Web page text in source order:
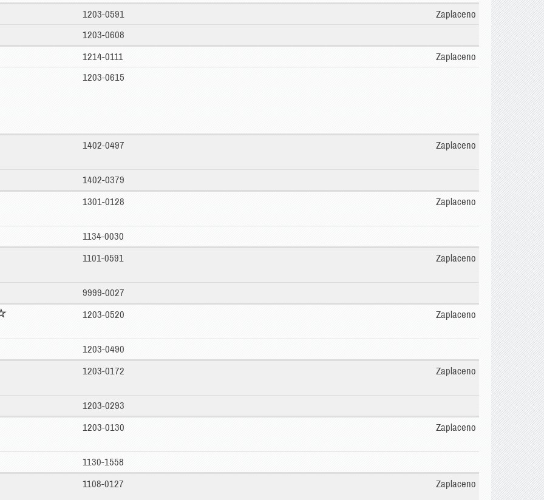
1203-0591
Zaplaceno
1203-0608
1214-0111
Zaplaceno
1203-0615
1402-0497 Zaplaceno
1402-0379
1301-0128 Zaplaceno
1134-0030
1101-0591 Zaplaceno
9999-0027
1203-0520 Zaplaceno
1203-0490
1203-0172 Zaplaceno
1203-0293
1203-0130 Zaplaceno
1130-1558
1108-0127 Zaplaceno